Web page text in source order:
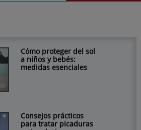
Cómo proteger del sol
a niños y bebés:
medidas esenciales
Consejos prácticos
para tratar picaduras